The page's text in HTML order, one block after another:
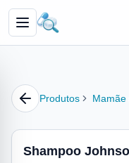
Produtos Mamãe
Shampoo